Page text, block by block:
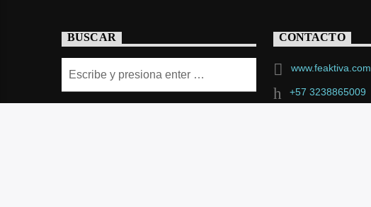
BUSCAR CONTACTO
www.feaktiva.com
+57 3238865009